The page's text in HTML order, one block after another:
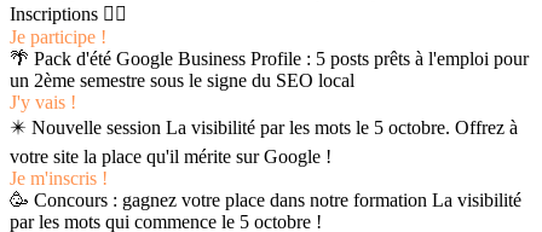
Inscriptions 👉🏻
Je participe !
🌴 Pack d'été Google Business Profile : 5 posts prêts à l'emploi pour
un 2ème semestre sous le signe du SEO local
J'y vais !
✴️ Nouvelle session La visibilité par les mots le 5 octobre. Offrez à
votre site la place qu'il mérite sur Google !
Je m'inscris !
🥳 Concours : gagnez votre place dans notre formation La visibilité
par les mots qui commence le 5 octobre !